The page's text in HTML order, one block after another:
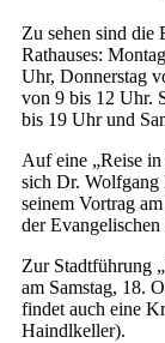
Zu sehen sind die
Rathauses:
Uhr, Donnerstag
von 9 bis 12 Uhr.
bis 19 Uhr und
Auf eine „Reise
sich Dr. Wolfgang
seinem Vortrag
der
Zur Stadtführung
am Samstag, 18.
findet auch eine
Haindlkeller).